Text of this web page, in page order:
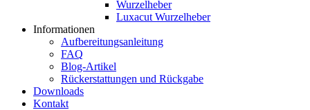
Wurzelheber
Luxacut Wurzelheber
Informationen
Aufbereitungsanleitung
FAQ
Blog-Artikel
Rückerstattungen und Rückgabe
Downloads
Kontakt